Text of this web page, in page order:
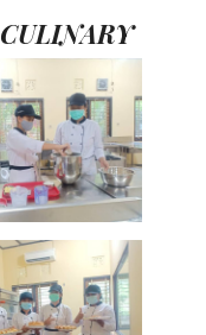
CULINARY